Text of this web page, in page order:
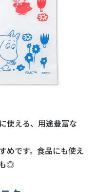
使える、用途豊富な
めです。食品にも使え
◎